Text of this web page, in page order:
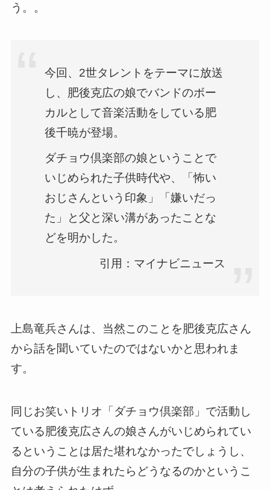
う。。
今回、2世タレントをテーマに放送
し、肥後克広の娘でバンドのボー
カルとして音楽活動をしている肥
後千暁が登場。
ダチョウ倶楽部の娘ということで
いじめられた子供時代や、「怖い
おじさんという印象」「嫌いだっ
た」と父と深い溝があったことな
どを明かした。
引用：マイナビニュース
上島竜兵さんは、当然このことを肥後克広さん
から話を聞いていたのではないかと思われま
す。
同じお笑いトリオ「ダチョウ倶楽部」で活動し
ている肥後克広さんの娘さんがいじめられてい
るということは居た堪れなかったでしょうし、
自分の子供が生まれたらどうなるのかというこ